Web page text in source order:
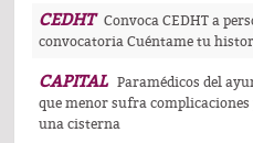
CEDHT
Convoca CEDHT a
convocatoria Cuéntame tu
CAPITAL
Paramédicos del
que menor sufra
una cisterna